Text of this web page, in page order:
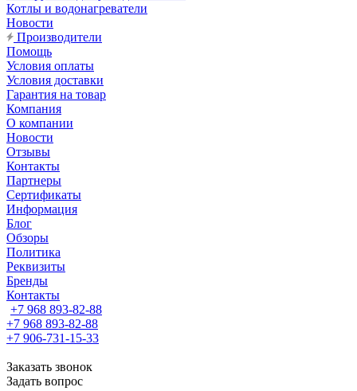
Котлы и водонагреватели
Новости
Производители
Помощь
Условия оплаты
Условия доставки
Гарантия на товар
Компания
О компании
Новости
Отзывы
Контакты
Партнеры
Сертификаты
Информация
Блог
Обзоры
Политика
Реквизиты
Бренды
Контакты
+7 968 893-82-88
+7 968 893-82-88
+7 906-731-15-33
Заказать звонок
Задать вопрос